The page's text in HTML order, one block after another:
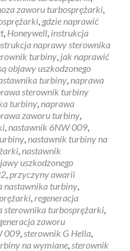
zaworu turbosprężarki,
, gdzie naprawić
, Honeywell, instrukcja
naprawy sterownika
turbiny, jak naprawić
objawy uszkodzonego
turbiny,naprawa
sterownik turbiny
turbiny,naprawa
zaworu turbiny,
,nastawnik 6NW 009,
,nastawnik turbiny na
,nastawnik
uszkodzonego
,przyczyny awarii
nastawnika turbiny,
,regeneracja
sterownika turbosprężarki,
zaworu
009,sterownik G Hella,
na wymiane,sterownik